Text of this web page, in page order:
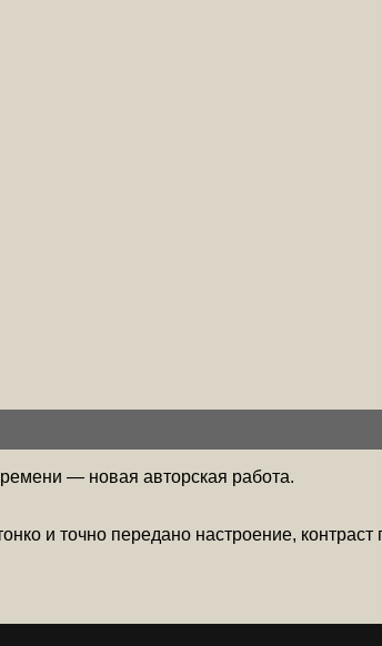
— новая авторская работа.
и точно передано настроение,